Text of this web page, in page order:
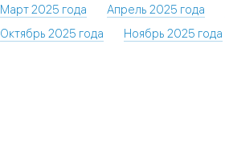
Март 2025 года Апрель 2025 года
Октябрь 2025 года Ноябрь 2025 года